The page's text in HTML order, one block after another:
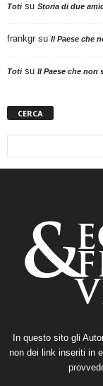
Totisu Storia di due
frankgr su Il Paese che
Totisu Il Paese che non
CERCA
In questo sito gli
non dei link inseriti in